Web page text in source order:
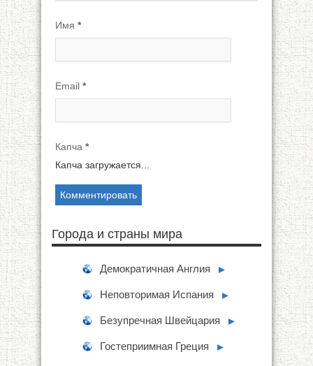
Имя *
Email *
Капча *
Капча загружается...
Города и страны мира
Демократичная Англия ►
Неповторимая Испания ►
Безупречная Швейцария ►
Гостеприимная Греция ►